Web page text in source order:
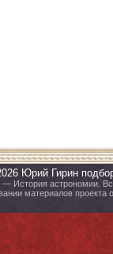
Юрий Гирин
— История астрономии.
материалов проекта